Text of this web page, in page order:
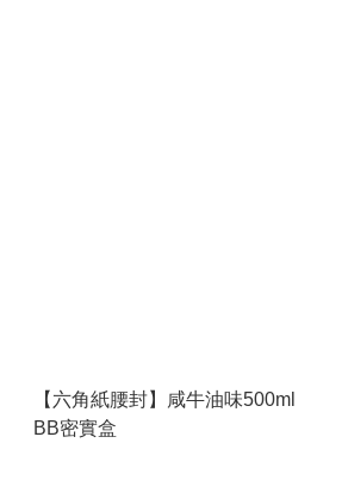
【六角紙腰封】咸牛油味500ml
BB密實盒